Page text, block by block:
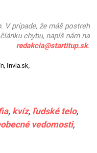
V prípade, že máš postreh
chybu, napíš nám na
redakcia@startitup.sk.
, Invia.sk,
, kvíz, ľudské telo,
vedomosti,